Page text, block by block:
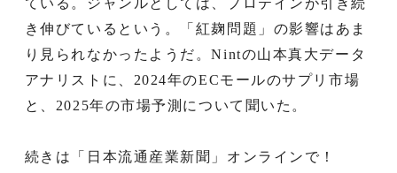
き伸びているという。「紅麹問題」の影響はあま
り見られなかったようだ。Nintの山本真大データ
アナリストに、2024年のECモールのサプリ市場
と、2025年の市場予測について聞いた。
続きは「日本流通産業新聞」オンラインで！